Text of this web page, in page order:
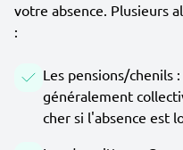
votre absence. Plusieurs
:
Les pensions/chenils
généralement
cher si l'absence est